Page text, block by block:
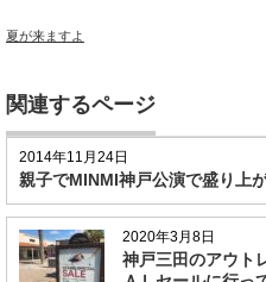
夏が来ますよ
関連するページ
2014年11月24日
親子でMINMI神戸公演で盛り上
2020年3月8日
神戸三田のアウト